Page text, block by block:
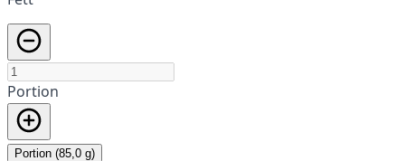
Portion
Portion (85,0 g)